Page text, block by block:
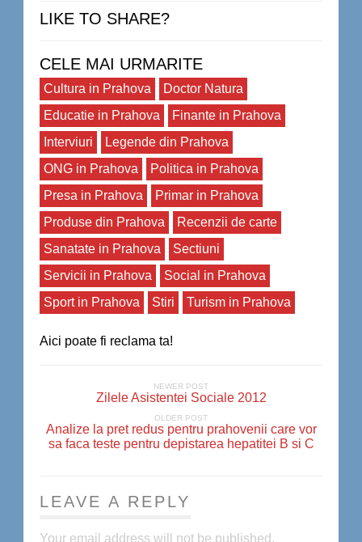
LIKE TO SHARE?
CELE MAI URMARITE
Cultura in Prahova
Doctor Natura
Educatie in Prahova
Finante in Prahova
Interviuri
Legende din Prahova
ONG in Prahova
Politica in Prahova
Presa in Prahova
Primar in Prahova
Produse din Prahova
Recenzii de carte
Sanatate in Prahova
Sectiuni
Servicii in Prahova
Social in Prahova
Sport in Prahova
Stiri Turism in Prahova
Aici poate fi reclama ta!
NEWER POST
Zilele Asistentei Sociale 2012
OLDER POST
Analize la pret redus pentru prahovenii care vor
sa faca teste pentru depistarea hepatitei B si C
LEAVE A REPLY
Your email address will not be published.